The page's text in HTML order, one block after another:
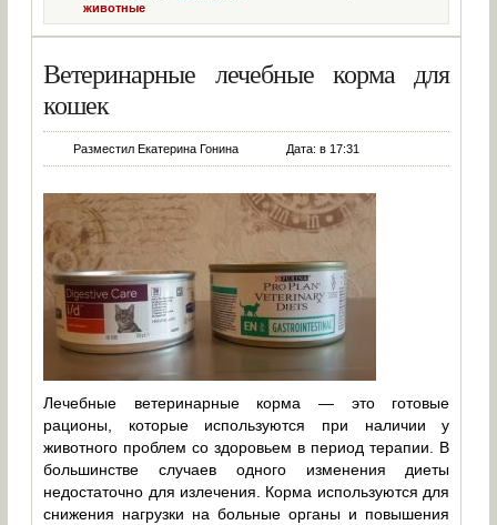
животные
Ветеринарные лечебные корма для
кошек
Разместил Екатерина Гонина Дата: в 17:31
Лечебные ветеринарные корма — это готовые
рационы, которые используются при наличии у
животного проблем со здоровьем в период терапии. В
большинстве случаев одного изменения диеты
недостаточно для излечения. Корма используются для
снижения нагрузки на больные органы и повышения